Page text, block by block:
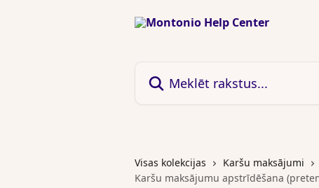
Visas kolekcijas Karšu maksājumi
Karšu maksājumu apstrīdēšana